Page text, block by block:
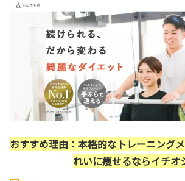
おすすめ理由：本格的なトレーニング
れいに痩せるならイチオ